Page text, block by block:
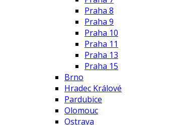
Praha 8
Praha 9
Praha 10
Praha 11
Praha 13
Praha 15
Brno
Hradec Králové
Pardubice
Olomouc
Ostrava